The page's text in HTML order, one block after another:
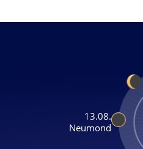
13.08.
Neumond